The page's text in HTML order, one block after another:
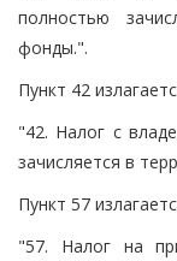
полностью
фонды.".
Пункт 42
"42. Налог с
зачисляется в
Пункт 57
"57. Налог на